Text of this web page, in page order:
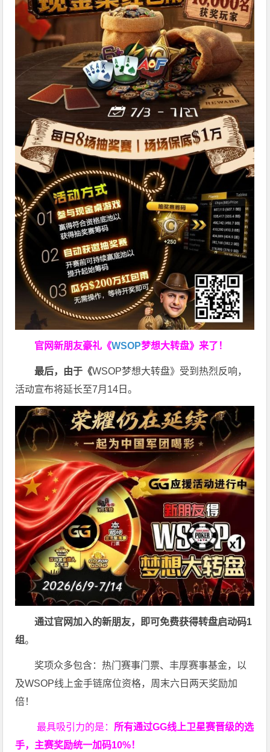
官网新朋友豪礼 《WSOP梦想大转盘》来了！
最后，由于《WSOP梦想大转盘》受到热烈反响，
活动宣布将延长至7月14日。
通过官网加入的新朋友，即可免费获得转盘启动码1
组。
奖项众多包含：热门赛事门票、丰厚赛事基金，以
及WSOP线上金手链席位资格， 周末六日两天奖励加
倍！
最具吸引力的是： 所有通过GG线上卫星赛晋级的选
手，主赛奖励统一加码10%！